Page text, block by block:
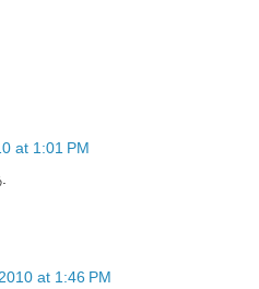
at 1:01 PM
at 1:46 PM